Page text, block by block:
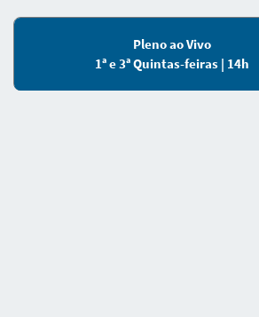
Pleno ao Vivo
1ª e 3ª Quintas-feiras | 14h